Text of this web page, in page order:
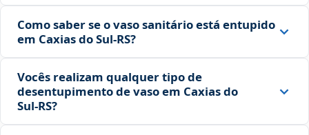
Como saber se o vaso sanitário está entupido
em Caxias do Sul‑RS?
Vocês realizam qualquer tipo de
desentupimento de vaso em Caxias do
Sul‑RS?